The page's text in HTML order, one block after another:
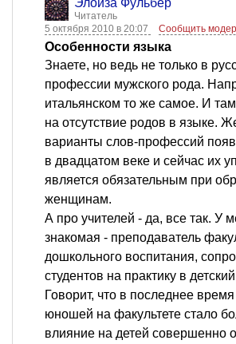
Читатель
5 октября 2010 в 20:07
Сообщить
Особенности языка
Знаете, но ведь не только в
профессии мужского рода.
итальянском то же самое. И
на отсутствие родов в языке.
варианты слов-профессий
в двадцатом веке и сейчас их
является обязательным при
женщинам.
А про учителей - да, все так. У
знакомая - преподаватель
дошкольного воспитания,
студентов на практику в
Говорит, что в последнее время
юношей на факультете стало
влияние на детей совершенно